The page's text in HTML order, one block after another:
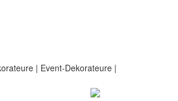
| Event-Dekorateure|